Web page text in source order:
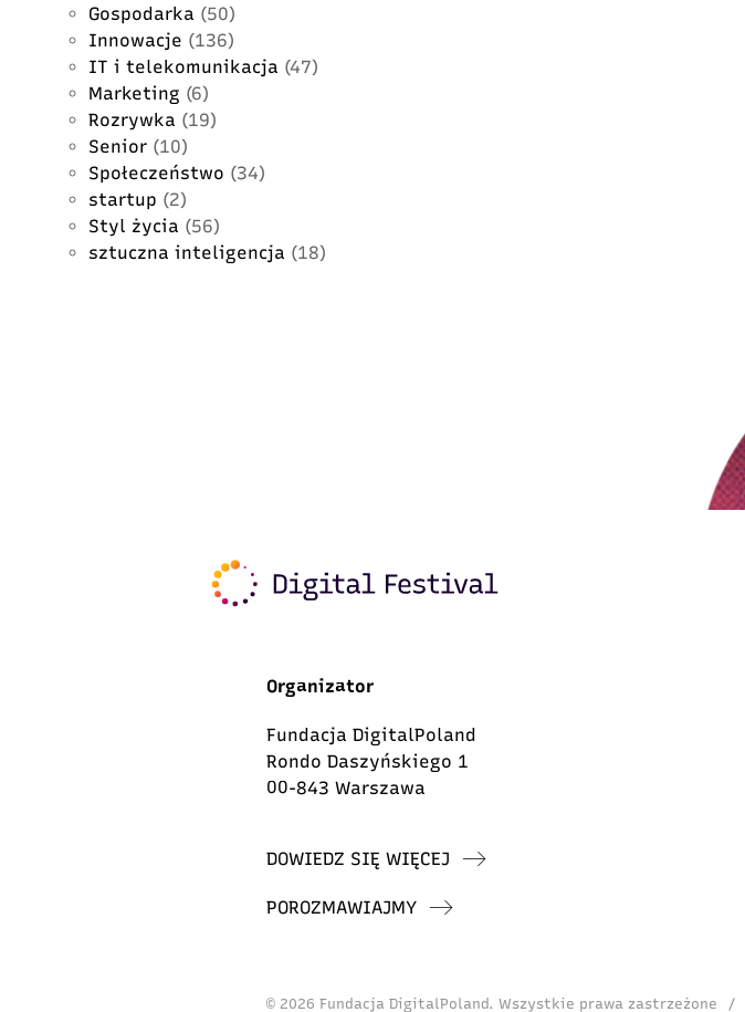
Gospodarka (50)
Innowacje (136)
IT i telekomunikacja (47)
Marketing (6)
Rozrywka (19)
Senior (10)
Społeczeństwo (34)
startup (2)
Styl życia (56)
sztuczna inteligencja (18)
Organizator
Fundacja DigitalPoland
Rondo Daszyńskiego 1
00-843 Warszawa
DOWIEDZ SIĘ WIĘCEJ
POROZMAWIAJMY
© 2026 Fundacja DigitalPoland. Wszystkie prawa zastrzeżone /